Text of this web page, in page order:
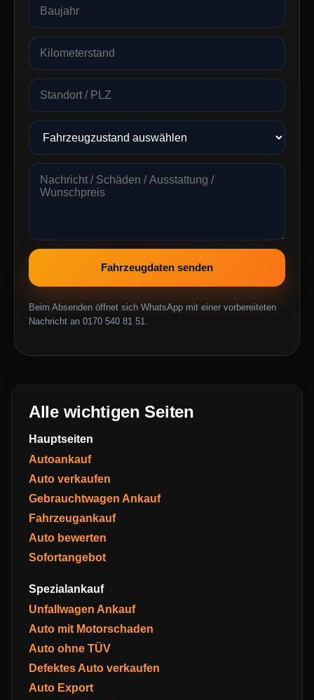
Fahrzeugdaten senden
Beim Absenden öffnet sich WhatsApp mit einer vorbereiteten
Nachricht an 0170 540 81 51.
Alle wichtigen Seiten
Hauptseiten
Autoankauf
Auto verkaufen
Gebrauchtwagen Ankauf
Fahrzeugankauf
Auto bewerten
Sofortangebot
Spezialankauf
Unfallwagen Ankauf
Auto mit Motorschaden
Auto ohne TÜV
Defektes Auto verkaufen
Auto Export